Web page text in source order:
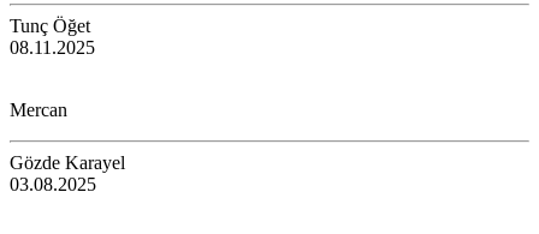
Tunç Öğet
08.11.2025
Mercan
Gözde Karayel
03.08.2025